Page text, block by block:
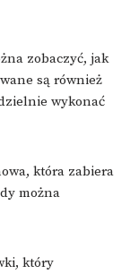
zobaczyć, jak
są również
wykonać
która zabiera
można
który